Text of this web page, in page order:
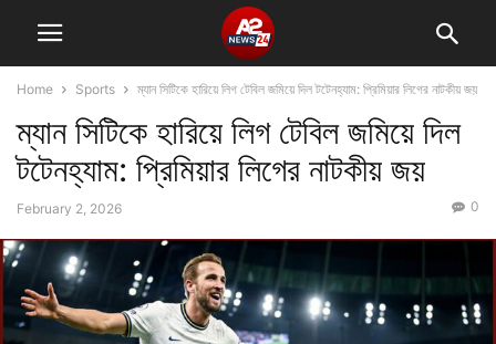
Home Sports ম্যান সিটিকে হারিয়ে লিগ টেবিল জমিয়ে দিল টটেনহ্যাম: প্রিমিয়ার লিগের নাটকীয় জয়
ম্যান সিটিকে হারিয়ে লিগ টেবিল জমিয়ে দিল
টটেনহ্যাম: প্রিমিয়ার লিগের নাটকীয় জয়
February 2, 2026 0